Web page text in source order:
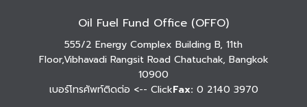
Oil Fuel Fund Office (OFFO)
555/2 Energy Complex Building B, 11th
Floor,Vibhavadi Rangsit Road Chatuchak, Bangkok
10900
เบอร์โทรศัพท์ติดต่อ <-- ClickFax: 0 2140 3970